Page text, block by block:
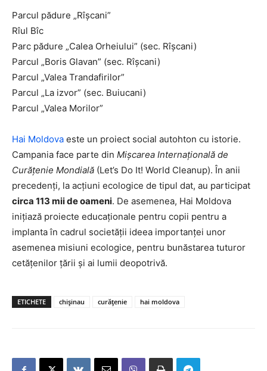
Parcul pădure „Rîşcani”
Rîul Bîc
Parc pădure „Calea Orheiului” (sec. Rîşcani)
Parcul „Boris Glavan” (sec. Rîşcani)
Parcul „Valea Trandafirilor”
Parcul „La izvor” (sec. Buiucani)
Parcul „Valea Morilor”
Hai Moldova este un proiect social autohton cu istorie.
Campania face parte din Mișcarea Internațională de
Curățenie Mondială (Let’s Do It! World Cleanup). În anii
precedenți, la acțiuni ecologice de tipul dat, au participat
circa 113 mii de oameni. De asemenea, Hai Moldova
inițiază proiecte educaționale pentru copii pentru a
implanta în cadrul societății ideea importanței unor
asemenea misiuni ecologice, pentru bunăstarea tuturor
cetățenilor țării și ai lumii deopotrivă.
ETICHETE chișinau curățenie hai moldova